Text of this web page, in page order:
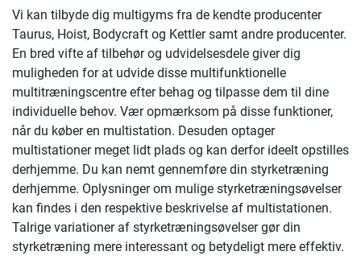
Vi kan tilbyde dig multigyms fra de kendte producenter
Taurus, Hoist, Bodycraft og Kettler samt andre producenter.
En bred vifte af tilbehør og udvidelsesdele giver dig
muligheden for at udvide disse multifunktionelle
multitræningscentre efter behag og tilpasse dem til dine
individuelle behov. Vær opmærksom på disse funktioner,
når du køber en multistation. Desuden optager
multistationer meget lidt plads og kan derfor ideelt opstilles
derhjemme. Du kan nemt gennemføre din styrketræning
derhjemme. Oplysninger om mulige styrketræningsøvelser
kan findes i den respektive beskrivelse af multistationen.
Talrige variationer af styrketræningsøvelser gør din
styrketræning mere interessant og betydeligt mere effektiv.